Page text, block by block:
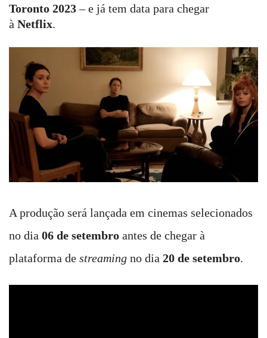
Toronto 2023 – e já tem data para chegar
à Netflix.
A produção será lançada em cinemas selecionados
no dia 06 de setembro antes de chegar à
plataforma de streaming no dia 20 de setembro.